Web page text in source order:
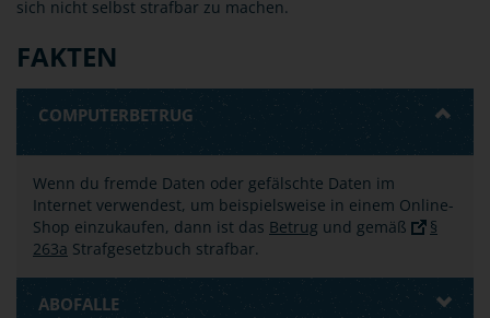
sich nicht selbst strafbar zu machen.
FAKTEN
COMPUTERBETRUG
Wenn du fremde Daten oder gefälschte Daten im
Internet verwendest, um beispielsweise in einem Online-
Shop einzukaufen, dann ist das Betrug und gemäß
§
263a Strafgesetzbuch strafbar.
ABOFALLE